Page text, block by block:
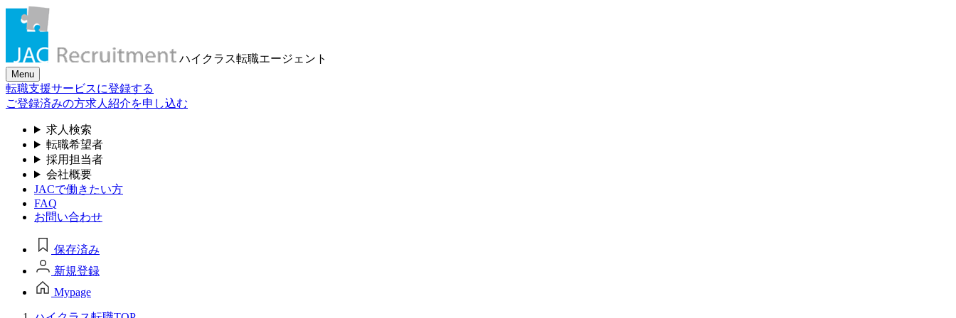
ハイクラス転職エージェント
Menu
転職支援サービスに登録する
ご登録済みの方求人紹介を申し込む
求人検索
転職希望者
採用担当者
会社概要
JACで働きたい方
FAQ
お問い合わせ
保存済み
新規登録
Mypage